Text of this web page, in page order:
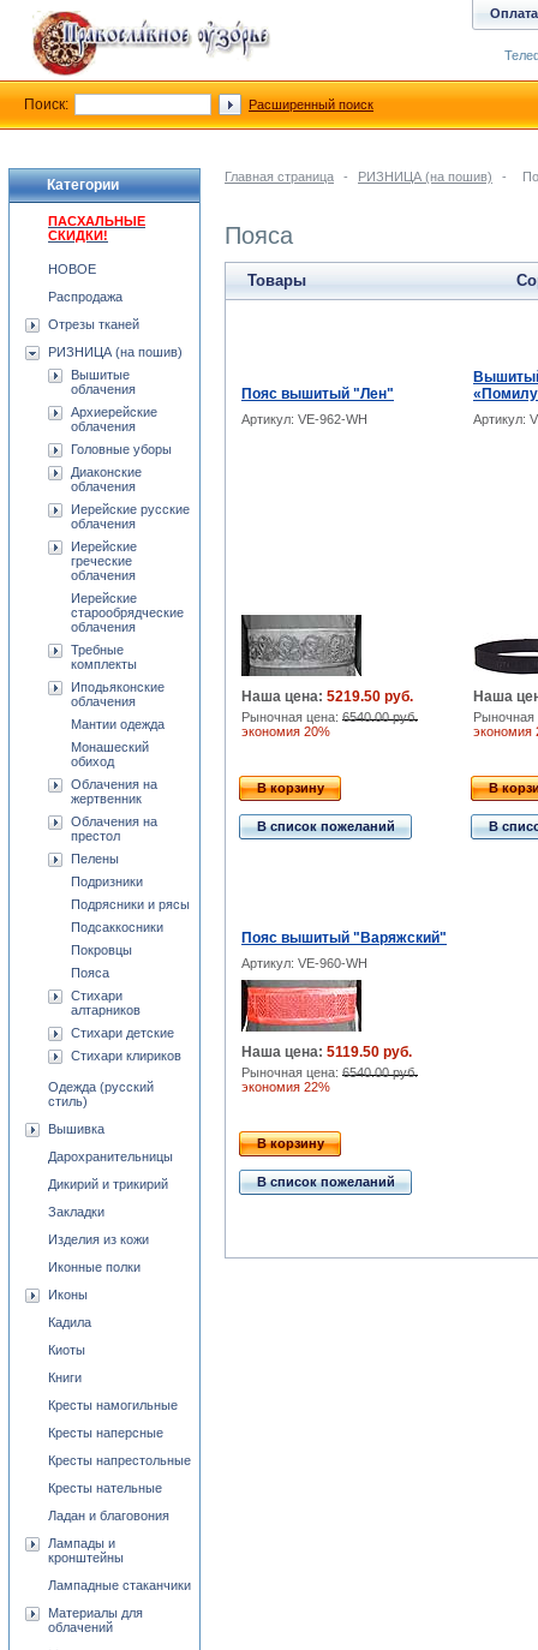
Главная страница - РИЗНИЦА (на пошив) -
Пояса
Товары
Пояс вышитый "Лен"
Артикул: VE-962-WH Артикул:
Наша цена: 5219.50 руб.
Рыночная цена: 6540.00 руб.
экономия 20%
Наша
экономия
В корзину
В список пожеланий
В
В
Пояс вышитый "Варяжский"
Артикул: VE-960-WH
Наша цена: 5119.50 руб.
Рыночная цена: 6540.00 руб.
экономия 22%
В корзину
В список пожеланий
Категории
ПАСХАЛЬНЫЕ
СКИДКИ!
НОВОЕ
Распродажа
Отрезы тканей
РИЗНИЦА (на пошив)
Вышитые
облачения
Архиерейские
облачения
Головные уборы
Диаконские
облачения
Иерейские русские
облачения
Иерейские
греческие
облачения
Иерейские
старообрядческие
облачения
Требные
комплекты
Иподьяконские
облачения
Мантии одежда
Монашеский
обиход
Облачения на
жертвенник
Облачения на
престол
Пелены
Подризники
Подрясники и рясы
Подсаккосники
Покровцы
Пояса
Стихари
алтарников
Стихари детские
Стихари клириков
Одежда (русский
стиль)
Вышивка
Дарохранительницы
Дикирий и трикирий
Закладки
Изделия из кожи
Иконные полки
Иконы
Кадила
Киоты
Книги
Кресты намогильные
Кресты наперсные
Кресты напрестольные
Кресты нательные
Ладан и благовония
Лампады и
кронштейны
Лампадные стаканчики
Материалы для
облачений
Оплата
Поиск: Расширенный поиск